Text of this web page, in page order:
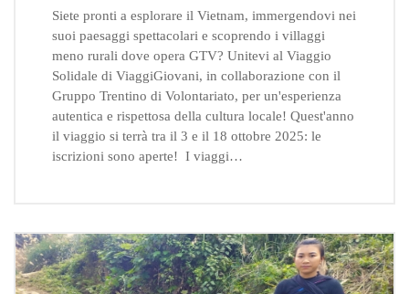
Siete pronti a esplorare il Vietnam, immergendovi nei
suoi paesaggi spettacolari e scoprendo i villaggi
meno rurali dove opera GTV? Unitevi al Viaggio
Solidale di ViaggiGiovani, in collaborazione con il
Gruppo Trentino di Volontariato, per un'esperienza
autentica e rispettosa della cultura locale! Quest'anno
il viaggio si terrà tra il 3 e il 18 ottobre 2025: le
iscrizioni sono aperte! I viaggi…